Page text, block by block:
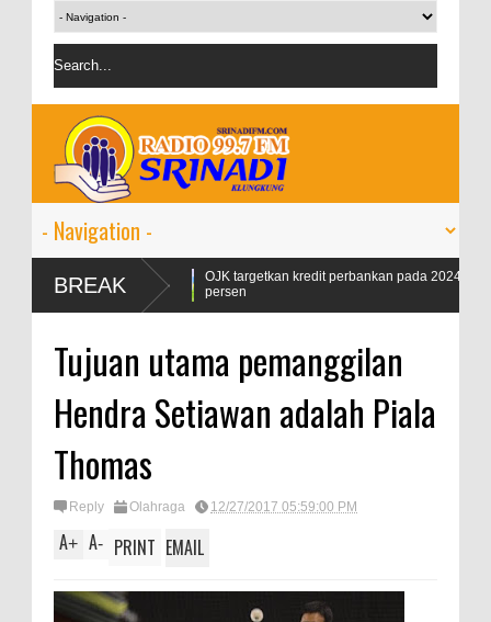
BREAKOJK targetkan kredit perbankan pada 2024 tumbuh 9-11
persen
Tujuan utama pemanggilan
Hendra Setiawan adalah Piala
Thomas
Reply Olahraga 12/27/2017 05:59:00 PM
A+ A- PRINT EMAIL